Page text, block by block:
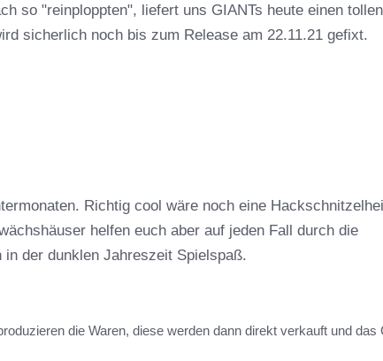
so "reinploppten", liefert uns GIANTs heute einen tollen
sicherlich noch bis zum Release am 22.11.21 gefixt.
Richtig cool wäre noch eine
helfen euch aber auf jeden Fall durch die
der dunklen Jahreszeit Spielspaß.
die Waren, diese werden dann direkt verkauft und das